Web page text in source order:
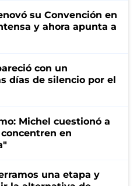
su Convención en
y ahora apunta a
con un
días de silencio por el
Michel cuestionó a
en
una etapa y